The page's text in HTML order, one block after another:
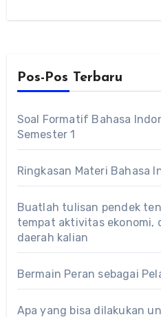
Pos-Pos Terbaru
Soal Formatif Bahasa
Semester 1
Ringkasan Materi Bahasa
Buatlah tulisan pendek
tempat aktivitas ekonomi,
daerah kalian
Bermain Peran sebagai
Apa yang bisa dilakukan